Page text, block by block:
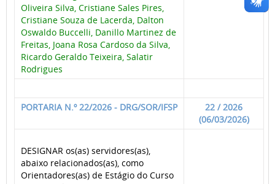
Oliveira Silva, Cristiane Sales Pires,
Cristiane Souza de Lacerda, Dalton
Oswaldo Buccelli, Danillo Martinez de
Freitas, Joana Rosa Cardoso da Silva,
Ricardo Geraldo Teixeira, Salatir
Rodrigues
PORTARIA N.º 22/2026 - DRG/SOR/IFSP
22 / 2026
(06/03/2026)
DESIGNAR os(as) servidores(as),
abaixo relacionados(as), como
Orientadores(as) de Estágio do Curso